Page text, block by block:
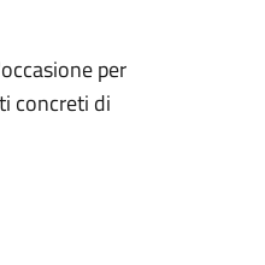
per
concreti di